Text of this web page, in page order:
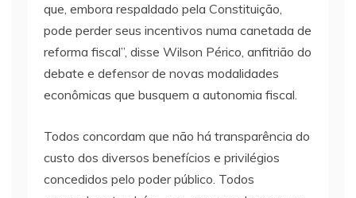
que, embora respaldado pela Constituição,
pode perder seus incentivos numa canetada de
reforma fiscal”, disse Wilson Périco, anfitrião do
debate e defensor de novas modalidades
econômicas que busquem a autonomia fiscal.
Todos concordam que não há transparência do
custo dos diversos benefícios e privilégios
concedidos pelo poder público. Todos